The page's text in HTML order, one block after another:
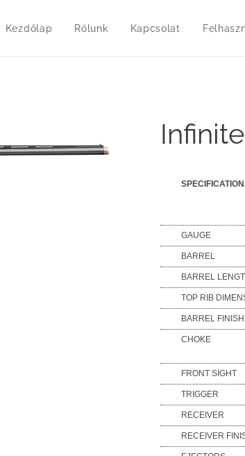
Kezdőlap Rólunk Kapcsolat
GAUGE
BARREL
BARREL
TOP RIB
BARREL FINISH
CHOKE
FRONT SIGHT
TRIGGER
RECEIVER
RECEIVER